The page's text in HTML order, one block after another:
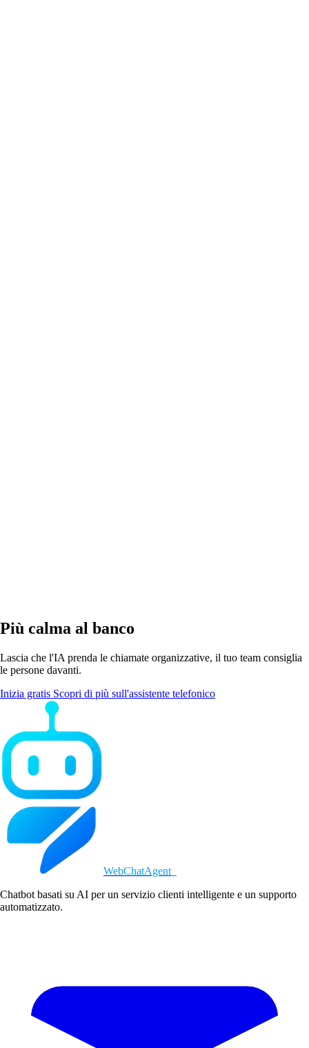
Più calma al banco
Lascia che l'IA prenda le chiamate organizzative, il tuo team consiglia
le persone davanti.
Inizia gratis Scopri di più sull'assistente telefonico
WebChatAgent
Chatbot basati su AI per un servizio clienti intelligente e un supporto
automatizzato.